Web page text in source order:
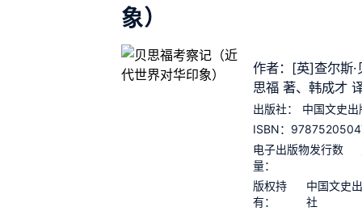
象）
作者：[英]查尔斯·
思福 著、韩成才
出版社：
中国文史出
ISBN：
电子出版物发行数
量：
版权持
有：
中国文史
社